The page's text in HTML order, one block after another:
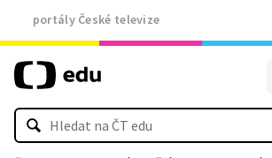
portály České televize